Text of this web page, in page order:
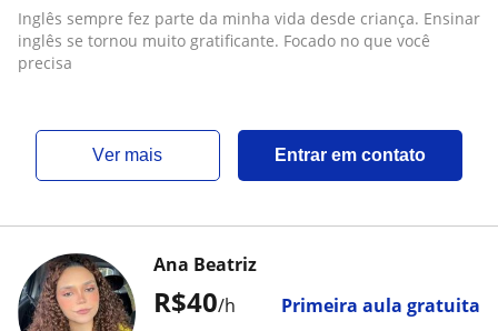
Inglês sempre fez parte da minha vida desde criança. Ensinar
inglês se tornou muito gratificante. Focado no que você
precisa
ver mais Entrar em contato
R$40/h Primeira aula gratuita
Ana Beatriz